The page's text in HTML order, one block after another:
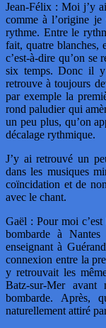
Jean-Félix : Moi j’y
comme à l’origine je
rythme. Entre le
fait, quatre blanches,
c’est-à-dire qu’on se
six temps. Donc il
retrouve à toujours
par exemple la
rond paludier qui
un peu plus, qu’on
décalage rythmique.
J’y ai retrouvé un
dans les musiques
coïncidation et de
avec le chant.
Gaël : Pour moi c’est
bombarde à
enseignant à
connexion entre la
y retrouvait les
Batz-sur-Mer
bombarde. Après,
naturellement attiré